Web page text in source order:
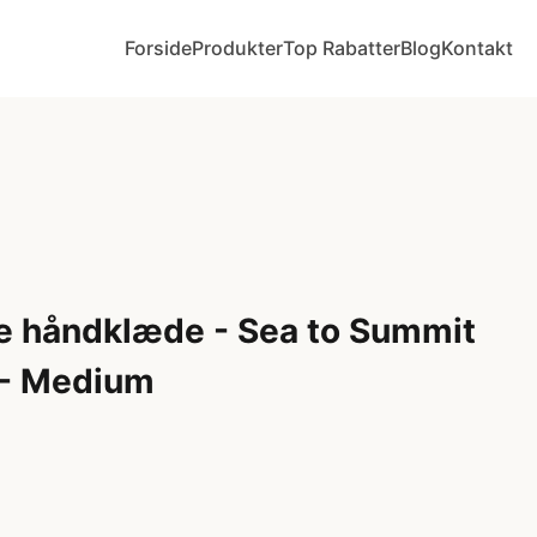
ForsideProdukterTop RabatterBlogKontakt
håndklæde - Sea to Summit
Medium